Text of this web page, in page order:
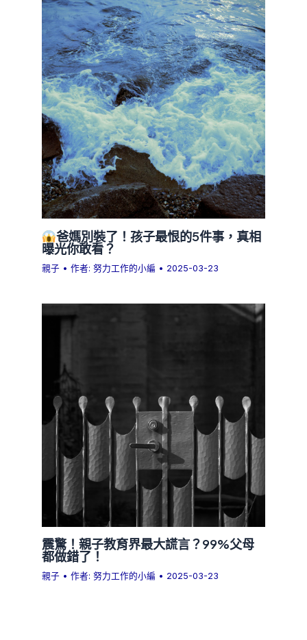
爸媽別裝了！孩子最恨的5件事，真相
曝光你敢看？
親子 • 作者:努力工作的小編 • 2025-03-23
震驚！親子教育界最大謊言？99%父母
都做錯了！
親子 • 作者:努力工作的小編 • 2025-03-23